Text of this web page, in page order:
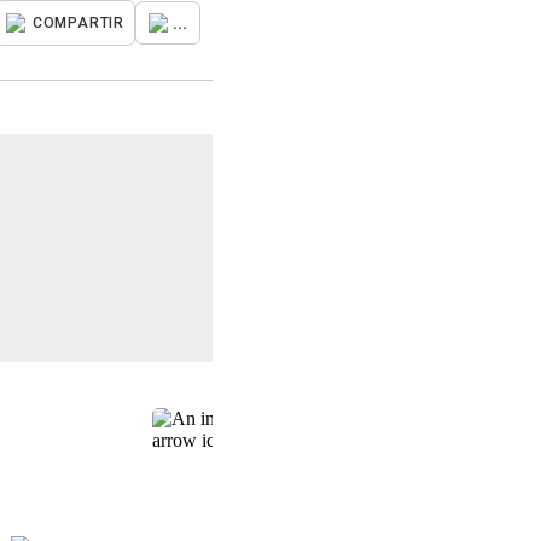
COMPARTIR ...